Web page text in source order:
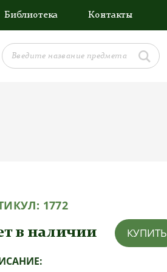
Библиотека Контакты
1772
в наличии КУПИТЬ